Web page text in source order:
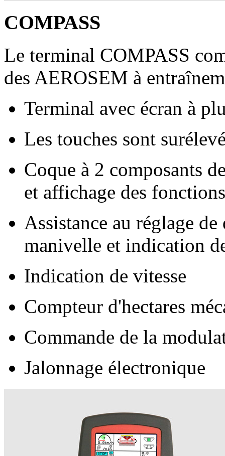
COMPASS
Le terminal COMPASS
des AEROSEM à
Terminal avec écran à
Les touches sont
Coque à 2 composants
et affichage des fonctions
Assistance au réglage
manivelle et indication
Indication de vitesse
Compteur d'hectares
Commande de la
Jalonnage électronique